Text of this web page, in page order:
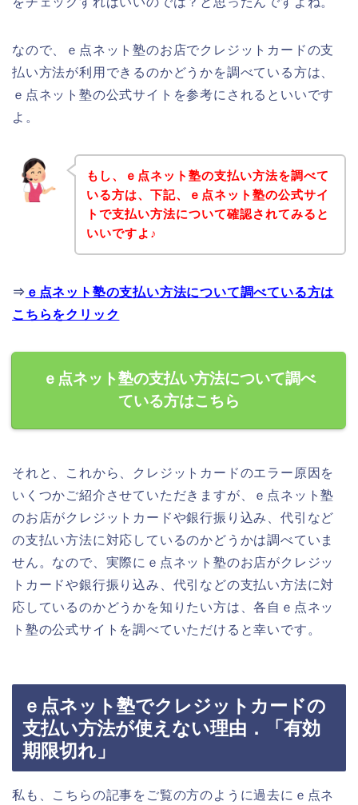
なので、ｅ点ネット塾のお店でクレジットカードの支
払い方法が利用できるのかどうかを調べている方は、
ｅ点ネット塾の公式サイトを参考にされるといいです
よ。
もし、ｅ点ネット塾の支払い方法を調べて
いる方は、下記、ｅ点ネット塾の公式サイ
トで支払い方法について確認されてみると
いいですよ♪
⇒ ｅ点ネット塾の支払い方法について調べている方は
こちらをクリック
ｅ点ネット塾の支払い方法について調べ
ている方はこちら
それと、これから、クレジットカードのエラー原因を
いくつかご紹介させていただきますが、ｅ点ネット塾
のお店がクレジットカードや銀行振り込み、代引など
の支払い方法に対応しているのかどうかは調べていま
せん。なので、実際にｅ点ネット塾のお店がクレジッ
トカードや銀行振り込み、代引などの支払い方法に対
応しているのかどうかを知りたい方は、各自ｅ点ネッ
ト塾の公式サイトを調べていただけると幸いです。
ｅ点ネット塾でクレジットカードの
支払い方法が使えない理由．「有効
期限切れ」
私も、こちらの記事をご覧の方のように過去にｅ点ネ